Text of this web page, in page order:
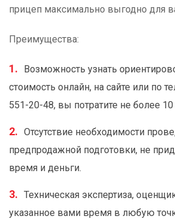
прицеп максимально выгодно для
Преимущества:
Возможность узнать
стоимость онлайн, на сайте или по
551-20-48, вы потратите не более 10
Отсутствие необходимости
предпродажной подготовки, не
время и деньги.
Техническая экспертиза,
указанное вами время в любую